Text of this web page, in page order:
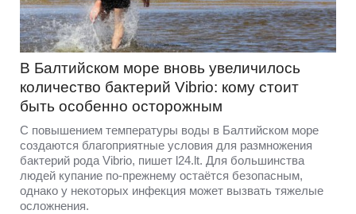
В Балтийском море вновь увеличилось
количество бактерий Vibrio: кому стоит
быть особенно осторожным
С повышением температуры воды в Балтийском море
создаются благоприятные условия для размножения
бактерий рода Vibrio, пишет l24.lt. Для большинства
людей купание по-прежнему остаётся безопасным,
однако у некоторых инфекция может вызвать тяжелые
осложнения.